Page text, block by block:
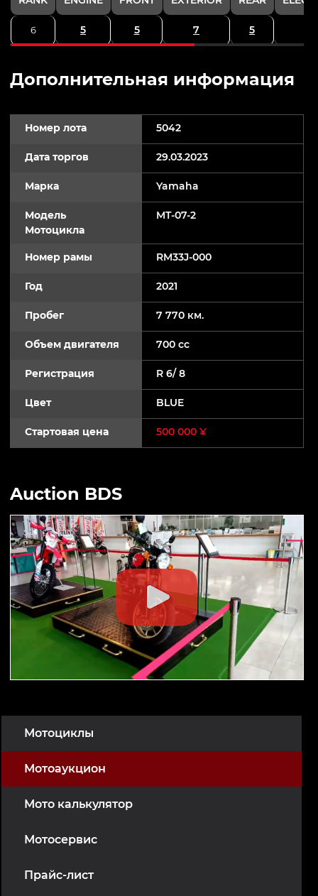
Мотоциклы
Мотоаукцион
Мото калькулятор
Мотосервис
Прайс-лист
6 5 5 7 5
Дополнительная информация
Номер лота 5042
Дата торгов 29.03.2023
Марка Yamaha
Модель
Мотоцикла
MT-07-2
Номер рамы RM33J-000
Год 2021
Пробег 7 770 км.
Объем двигателя 700 cc
Регистрация R 6/ 8
Цвет BLUE
Стартовая цена 500 000 ¥
Auction BDS